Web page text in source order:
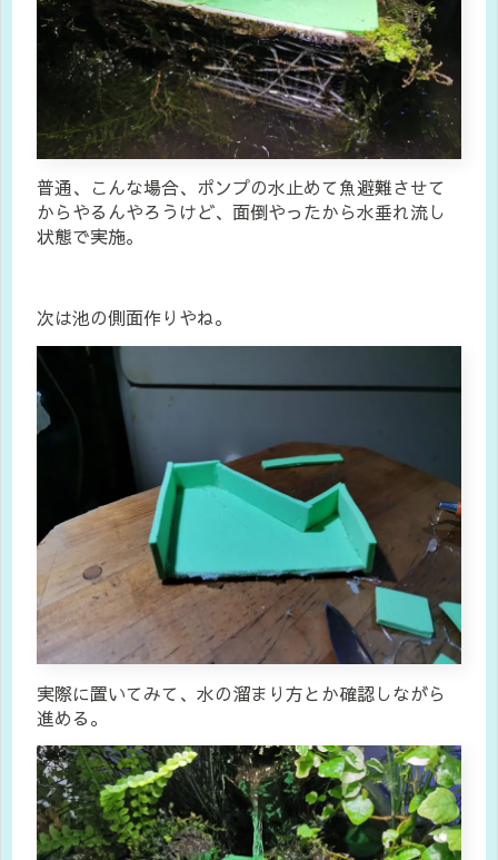
普通、こんな場合、ポンプの水止めて魚避難させて
からやるんやろうけど、面倒やったから水垂れ流し
状態で実施。
次は池の側面作りやね。
実際に置いてみて、水の溜まり方とか確認しながら
進める。